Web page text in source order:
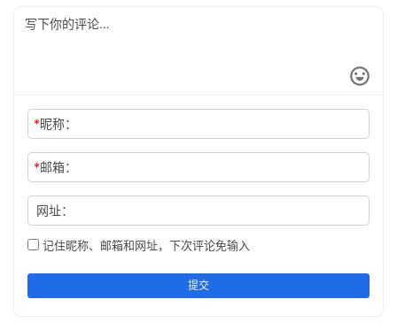
*昵称：
*邮箱：
网址：
记住昵称、邮箱和网址，下次评论免输入
提交